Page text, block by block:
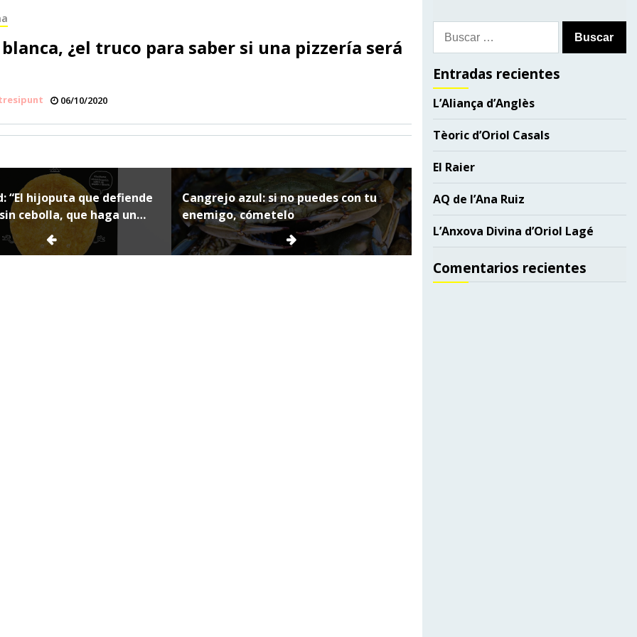
blanca, ¿el truco para saber si una pizzería será
06/10/2020
“El hijoputa que defiende
cebolla, que haga un
Cangrejo azul: si no puedes con tu
enemigo, cómetelo
Buscar:
Entradas recientes
L’Aliança d’Anglès
Tèoric d’Oriol Casals
El Raier
AQ de l’Ana Ruiz
L’Anxova Divina d’Oriol Lagé
Comentarios recientes